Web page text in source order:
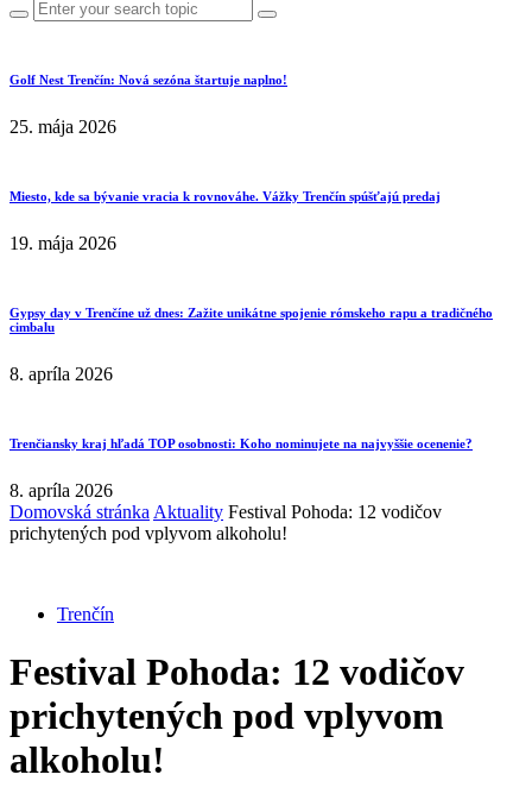
Golf Nest Trenčín: Nová sezóna štartuje naplno!
25. mája 2026
Miesto, kde sa bývanie vracia k rovnováhe. Vážky Trenčín spúšťajú predaj
19. mája 2026
Gypsy day v Trenčíne už dnes: Zažite unikátne spojenie rómskeho rapu a tradičného
cimbalu
8. apríla 2026
Trenčiansky kraj hľadá TOP osobnosti: Koho nominujete na najvyššie ocenenie?
8. apríla 2026
Domovská stránka Aktuality Festival Pohoda: 12 vodičov
prichytených pod vplyvom alkoholu!
Trenčín
Festival Pohoda: 12 vodičov
prichytených pod vplyvom
alkoholu!